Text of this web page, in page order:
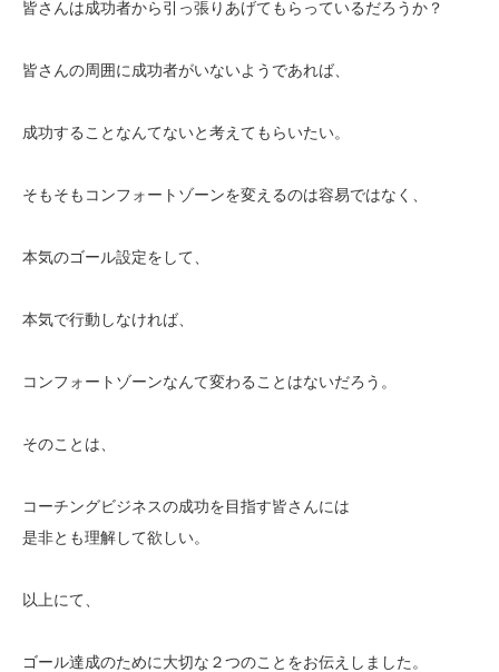
皆さんは成功者から引っ張りあげてもらっているだろうか？
皆さんの周囲に成功者がいないようであれば、
成功することなんてないと考えてもらいたい。
そもそもコンフォートゾーンを変えるのは容易ではなく、
本気のゴール設定をして、
本気で行動しなければ、
コンフォートゾーンなんて変わることはないだろう。
そのことは、
コーチングビジネスの成功を目指す皆さんには
是非とも理解して欲しい。
以上にて、
ゴール達成のために大切な２つのことをお伝えしました。